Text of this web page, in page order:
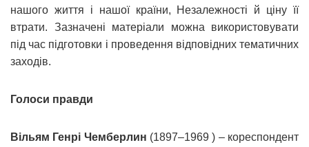
нашого життя і нашої країни, Незалежності й ціну її
втрати. Зазначені матеріали можна використовувати
під час підготовки і проведення відповідних тематичних
заходів.
Голоси правди
Вільям Генрі Чемберлин (1897–1969 ) – кореспондент